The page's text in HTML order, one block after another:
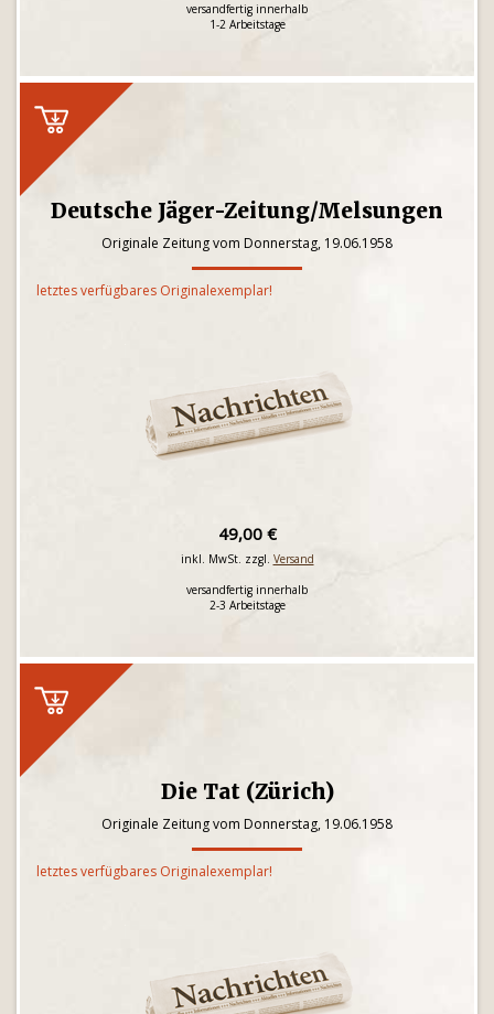
versandfertig innerhalb
1-2 Arbeitstage
Deutsche Jäger-Zeitung/Melsungen
Originale Zeitung vom Donnerstag, 19.06.1958
letztes verfügbares Originalexemplar!
49,00 €
inkl. MwSt. zzgl. Versand
versandfertig innerhalb
2-3 Arbeitstage
Die Tat (Zürich)
Originale Zeitung vom Donnerstag, 19.06.1958
letztes verfügbares Originalexemplar!